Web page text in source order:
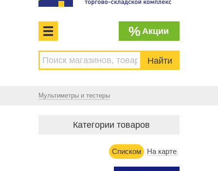
МЕНЮ
%Акции
Мультиметры и тестеры
Категории товаров
На карте
Списком